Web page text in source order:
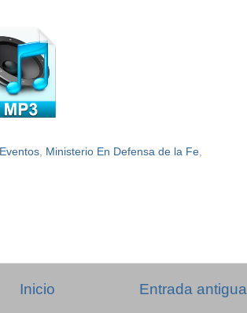
Eventos Ministerio En Defensa de la Fe
Entrada antigua
Inicio